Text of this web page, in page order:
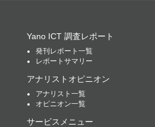
Yano ICT 調査レポート
発刊レポート一覧
レポートサマリー
アナリストオピニオン
アナリスト一覧
オピニオン一覧
サービスメニュー